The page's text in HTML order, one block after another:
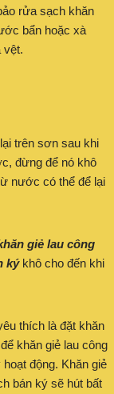
rửa sạch khăn
bẩn hoặc xà
vệt.
trên sơn sau khi
đừng để nó khô
​​nước có thể để lại
giẻ lau công
ký khô cho đến khi
thích là đặt khăn
khăn giẻ lau công
động. Khăn giẻ
bán ký sẽ hút bất